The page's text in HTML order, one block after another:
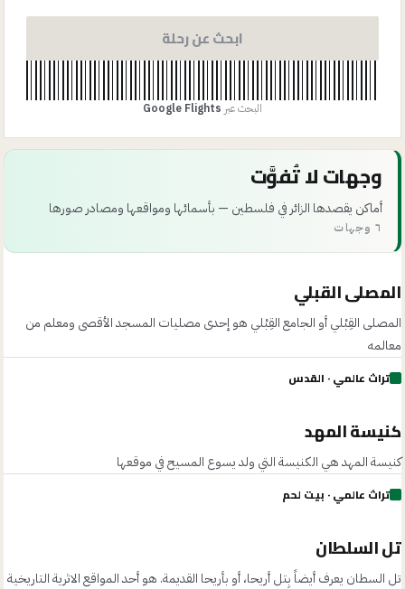
ابحث عن رحلة
البحث عبر Google Flights
وجهات لا تُفوَّت
أماكن يقصدها الزائر في فلسطين — بأسمائها ومواقعها ومصادر صورها
٦ وجهات
Godot13· CC BY-SA 4.0
المصلى القبلي
المصلى القِبْلي أو الجامع القِبْلي هو إحدى مصليات المسجد الأقصى ومعلم من
معالمه
تراث عالمي· القدس
كنيسة المهد
كنيسة المهد هي الكنيسة التي ولد يسوع المسيح في موقعها
تراث عالمي· بيت لحم
تل السلطان
تل السطان يعرف أيضاً بِتل أريحا، أو بأريحا القديمة. هو أحد المواقع الاثرية التاريخية